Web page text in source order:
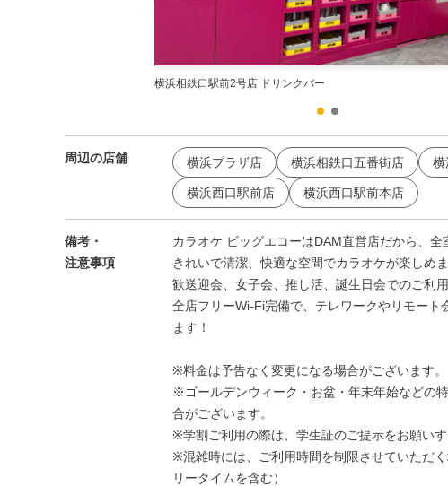
横浜相鉄口駅前2号店 ドリンクバー
周辺の店舗 横浜プラザ店 横浜相鉄口五番街店 横
横浜西口駅前店 横浜西口駅前本店
備考・
注意事項
カラオケ ビッグエコーはDAM直営店だから、全
きれいで清潔、快適な空間でカラオケが楽しめま
歓送迎会、女子会、推し活、誕生日会でのご利用
全店フリーWi-Fi完備で、テレワークやリモート
ます！
※料金は予告なく変更になる場合がございます。
※ゴールデンウィーク・お盆・年末年始などの
合がございます。
※学割ご利用の際は、学生証のご提示をお願いす
※混雑時には、ご利用時間を制限させていただ
リータイムを含む）